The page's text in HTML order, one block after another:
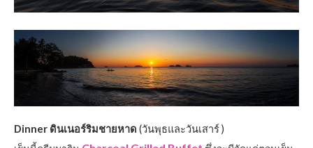
Dinner ดินเนอร์ริมชายหาด (วันพุธและวันเสาร์ )